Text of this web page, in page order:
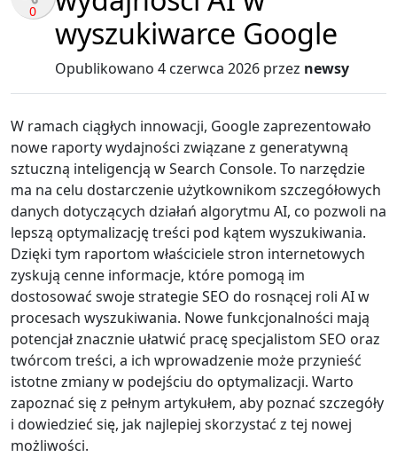
0
wyszukiwarce Google
Opublikowano 4 czerwca 2026 przez newsy
W ramach ciągłych innowacji, Google zaprezentowało
nowe raporty wydajności związane z generatywną
sztuczną inteligencją w Search Console. To narzędzie
ma na celu dostarczenie użytkownikom szczegółowych
danych dotyczących działań algorytmu AI, co pozwoli na
lepszą optymalizację treści pod kątem wyszukiwania.
Dzięki tym raportom właściciele stron internetowych
zyskują cenne informacje, które pomogą im
dostosować swoje strategie SEO do rosnącej roli AI w
procesach wyszukiwania. Nowe funkcjonalności mają
potencjał znacznie ułatwić pracę specjalistom SEO oraz
twórcom treści, a ich wprowadzenie może przynieść
istotne zmiany w podejściu do optymalizacji. Warto
zapoznać się z pełnym artykułem, aby poznać szczegóły
i dowiedzieć się, jak najlepiej skorzystać z tej nowej
możliwości.